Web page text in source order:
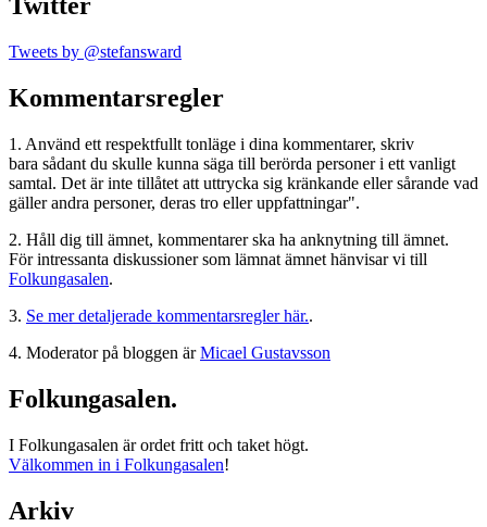
Twitter
Tweets by @stefansward
Kommentarsregler
1. Använd ett respektfullt tonläge i dina kommentarer, skriv
bara sådant du skulle kunna säga till berörda personer i ett vanligt
samtal. Det är inte tillåtet att uttrycka sig kränkande eller sårande vad
gäller andra personer, deras tro eller uppfattningar".
2. Håll dig till ämnet, kommentarer ska ha anknytning till ämnet.
För intressanta diskussioner som lämnat ämnet hänvisar vi till
Folkungasalen.
3. Se mer detaljerade kommentarsregler här..
4. Moderator på bloggen ärMicael Gustavsson
Folkungasalen.
I Folkungasalen är ordet fritt och taket högt.
Välkommen in i Folkungasalen!
Arkiv